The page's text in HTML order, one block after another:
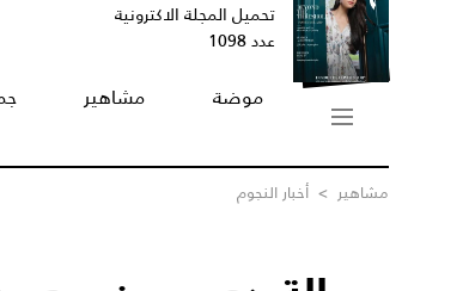
تحميل المجلة الاكترونية
عدد 1098
موضة مشاهير
مشاهير > أخبار النجوم